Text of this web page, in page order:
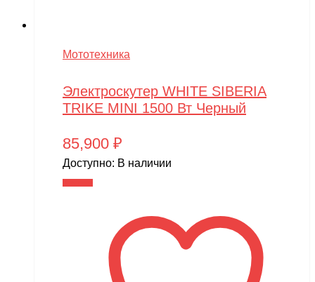
Мототехника
Электроскутер WHITE SIBERIA
TRIKE MINI 1500 Вт Черный
85,900 ₽
Доступно: В наличии